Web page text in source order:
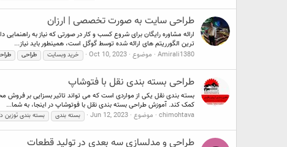
طراحی سایت به صورت تخصصی | ارزان
ارائه مشاوره رایگان برای شروع کسب و کار در صورتی که نیاز به
ترین الگورریتم های ارائه شده توسط گوگل است، همینطور باید نیاز...
Amirali1380 موضوع Oct 10, 2023 خرید وبسایت طراحی
طراحی بسته بندی نقل با فتوشاپ
بسته بندی نقل یکی از مواردی است که می تواند تاثیر بسزایی بر
کمک کند. آموزش طراحی بسته بندی نقل با فوتوشاپ در اینجا، به شما...
chimohtava موضوع Jun 12, 2023 بسته بندی بسته بندی توزین
طراحی و مدلسازی سه بعدی در تولید قطعات